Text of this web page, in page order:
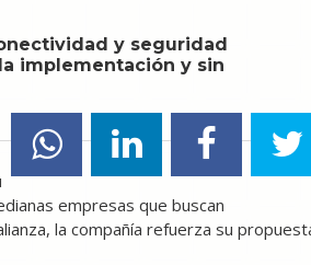
y seguridad
implementación y sin
empresas que buscan
la compañía refuerza su